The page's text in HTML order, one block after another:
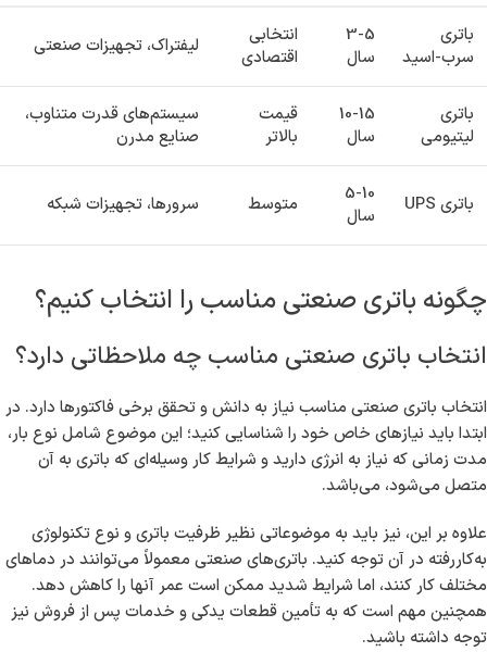
باتری
سرب-اسید
3-5
سال
انتخابی
اقتصادی
لیفتراک، تجهیزات صنعتی
باتری
لیتیومی
10-15
سال
قیمت
بالاتر
سیستم‌های قدرت متناوب،
صنایع مدرن
باتری UPS
5-10
سال
متوسط سرورها، تجهیزات شبکه
چگونه باتری صنعتی مناسب را انتخاب کنیم؟
انتخاب باتری صنعتی مناسب چه ملاحظاتی دارد؟
انتخاب باتری صنعتی مناسب نیاز به دانش و تحقق برخی فاکتورها دارد. در
ابتدا باید نیازهای خاص خود را شناسایی کنید؛ این موضوع شامل نوع بار،
مدت زمانی که نیاز به انرژی دارید و شرایط کار وسیله‌ای که باتری به آن
متصل می‌شود، می‌باشد.
علاوه بر این، نیز باید به موضوعاتی نظیر ظرفیت باتری و نوع تکنولوژی
به‌کاررفته در آن توجه کنید. باتری‌های صنعتی معمولاً می‌توانند در دماهای
مختلف کار کنند، اما شرایط شدید ممکن است عمر آنها را کاهش دهد.
همچنین مهم است که به تأمین قطعات یدکی و خدمات پس از فروش نیز
توجه داشته باشید.